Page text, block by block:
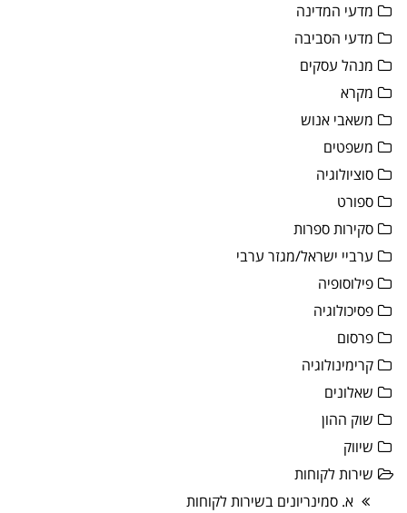
מדעי המדינה
מדעי הסביבה
מנהל עסקים
מקרא
משאבי אנוש
משפטים
סוציולוגיה
ספורט
סקירות ספרות
ערביי ישראל/מגזר ערבי
פילוסופיה
פסיכולוגיה
פרסום
קרימינולוגיה
שאלונים
שוק ההון
שיווק
שירות לקוחות
א. סמינריונים בשירות לקוחות